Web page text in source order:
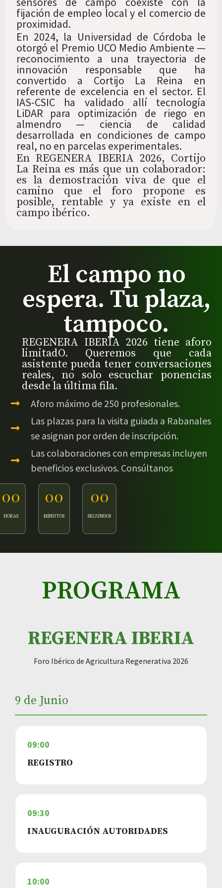
fijación de empleo local y el comercio de
proximidad.
En 2024, la Universidad de Córdoba le
otorgó el Premio UCO Medio Ambiente —
reconocimiento a una trayectoria de
innovación responsable que ha
convertido a Cortijo La Reina en
referente de excelencia en el sector. El
IAS-CSIC ha validado allí tecnología
LiDAR para optimización de riego en
almendro — ciencia de calidad
desarrollada en condiciones de campo
real, no en parcelas experimentales.
En REGENERA IBERIA 2026, Cortijo
La Reina es más que un colaborador:
es la demostración viva de que el
camino que el foro propone es
posible, rentable y ya existe en el
campo ibérico.
El campo no
espera. Tu plaza,
tampoco.
REGENERA IBERIA 2026 tiene aforo
limitadO. Queremos que cada
asistente pueda tener conversaciones
reales, no solo escuchar ponencias
desde la última fila.
Aforo máximo de 250 profesionales.
Las plazas para la visita guiada a Rabanales
se asignan por orden de inscripción.
Las colaboraciones con empresas incluyen
beneficios exclusivos. Consúltanos
00
HORAS
00
MINUTOS
00
SEGUNDOS
PROGRAMA
REGENERA IBERIA
Foro Ibérico de Agricultura Regenerativa 2026
9 de Junio
09:00
REGISTRO
09:30
INAUGURACIÓN AUTORIDADES
10:00